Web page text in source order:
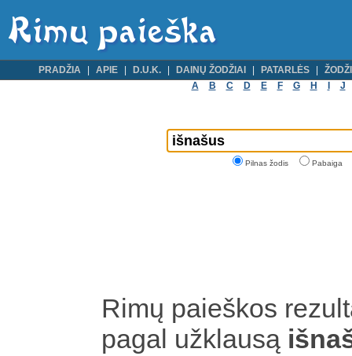
PRADŽIA APIE D.U.K. DAINŲ ŽODŽIAI PATARLĖS
A
B C D E F G H J
Pilnas žodis Pabaiga
Rimų paieškos
pagal užklausą